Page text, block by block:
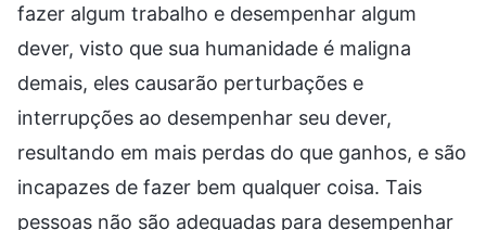
fazer algum trabalho e desempenhar algum
dever, visto que sua humanidade é maligna
demais, eles causarão perturbações e
interrupções ao desempenhar seu dever,
resultando em mais perdas do que ganhos, e são
incapazes de fazer bem qualquer coisa. Tais
pessoas não são adequadas para desempenhar